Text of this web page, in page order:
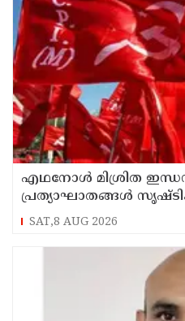
എഥനോള്‍ മിശ്രിത
പ്രത്യാഘാതങ്ങള്‍
പിന്‍വലിച്ചില്ലെങ്കില്‍
SAT,8 AUG 2026